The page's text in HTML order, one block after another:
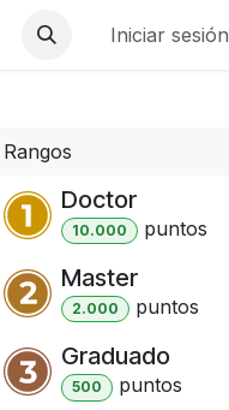
Iniciar sesión
Rangos
Doctor
10.000 puntos
Master
2.000 puntos
Graduado
500 puntos